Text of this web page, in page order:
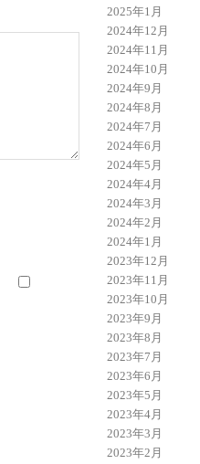
2025年1月
2024年12月
2024年11月
2024年10月
2024年9月
2024年8月
2024年7月
2024年6月
2024年5月
2024年4月
2024年3月
2024年2月
2024年1月
2023年12月
2023年11月
2023年10月
2023年9月
2023年8月
2023年7月
2023年6月
2023年5月
2023年4月
2023年3月
2023年2月